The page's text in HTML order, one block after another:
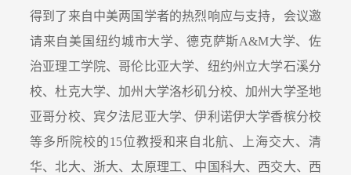
得到了来自中美两国学者的热烈响应与支持，会议邀
请来自美国纽约城市大学、德克萨斯A&M大学、佐
治亚理工学院、哥伦比亚大学、纽约州立大学石溪分
校、杜克大学、加州大学洛杉矶分校、加州大学圣地
亚哥分校、宾夕法尼亚大学、伊利诺伊大学香槟分校
等多所院校的15位教授和来自北航、上海交大、清
华、北大、浙大、太原理工、中国科大、西交大、西